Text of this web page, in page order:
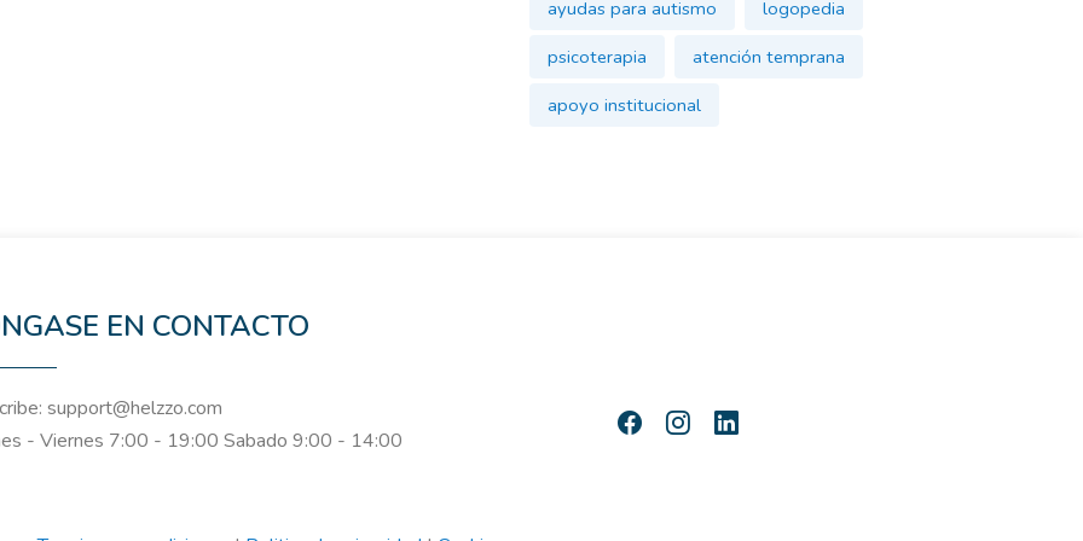
ayudas para autismo
logopedia
psicoterapia
atención temprana
apoyo institucional
EN CONTACTO
support@helzzo.com
- Viernes 7:00 - 19:00 Sabado 9:00 - 14:00